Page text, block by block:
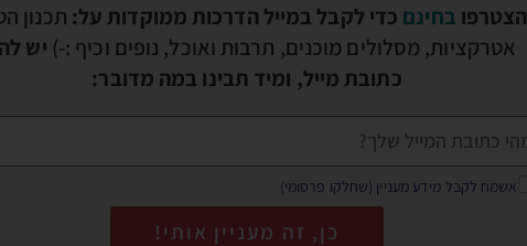
הצטרפו בחינם כדי לקבל במייל הדרכות ממוקדות על: תכנון
אטרקציות, מסלולים מוכנים, תרבות ואוכל, נופים וכיף :-) יש
כתובת מייל, ומיד תבינו במה מדובר:
אשמח לקבל מידע מעניין (שחלקו פרסומי)
כן, זה מעניין אותי!